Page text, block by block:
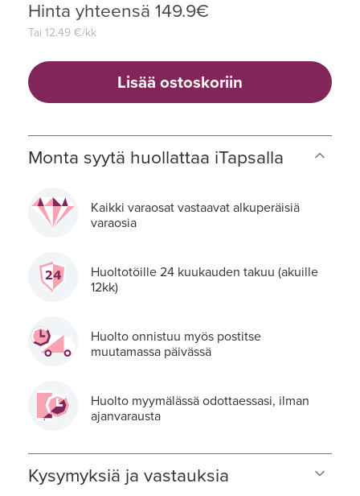
Hinta yhteensä 149.9€
Tai 12.49 €/kk
Lisää ostoskoriin
Monta syytä huollattaa iTapsalla
Kaikki varaosat vastaavat alkuperäisiä
varaosia
Huoltotöille 24 kuukauden takuu (akuille
12kk)
Huolto onnistuu myös postitse
muutamassa päivässä
Huolto myymälässä odottaessasi, ilman
ajanvarausta
Kysymyksiä ja vastauksia